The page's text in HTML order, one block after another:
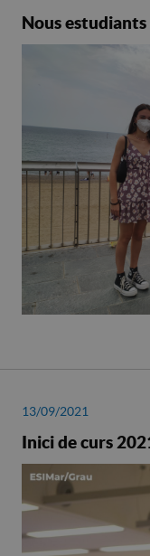
Nous
13/09/2021
Inici de curs